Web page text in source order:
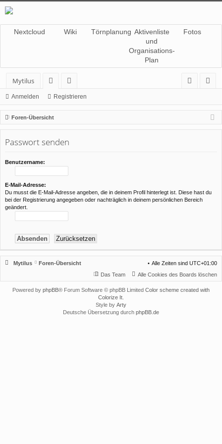
Nextcloud Wiki Törnplanung Aktivenliste
und
Organisations-
Plan
Fotos
Mytilus
or
en
itg
lie
de
r
m
el
ist
rie
Anmelden Registrieren
Foren-Übersicht
Passwort senden
Benutzername:
E-Mail-Adresse:
Du musst die E-Mail-Adresse angeben, die in deinem Profil hinterlegt ist. Diese hast du
bei der Registrierung angegeben oder nachträglich in deinem persönlichen Bereich
geändert.
Mytilus Foren-Übersicht Alle Zeiten sind UTC+01:00
Alle Cookies des Boards löschen
Das Team
Powered by phpBB® Forum Software © phpBB Limited Color scheme created with
Colorize It
Style by Arty
Deutsche Übersetzung durch phpBB.de